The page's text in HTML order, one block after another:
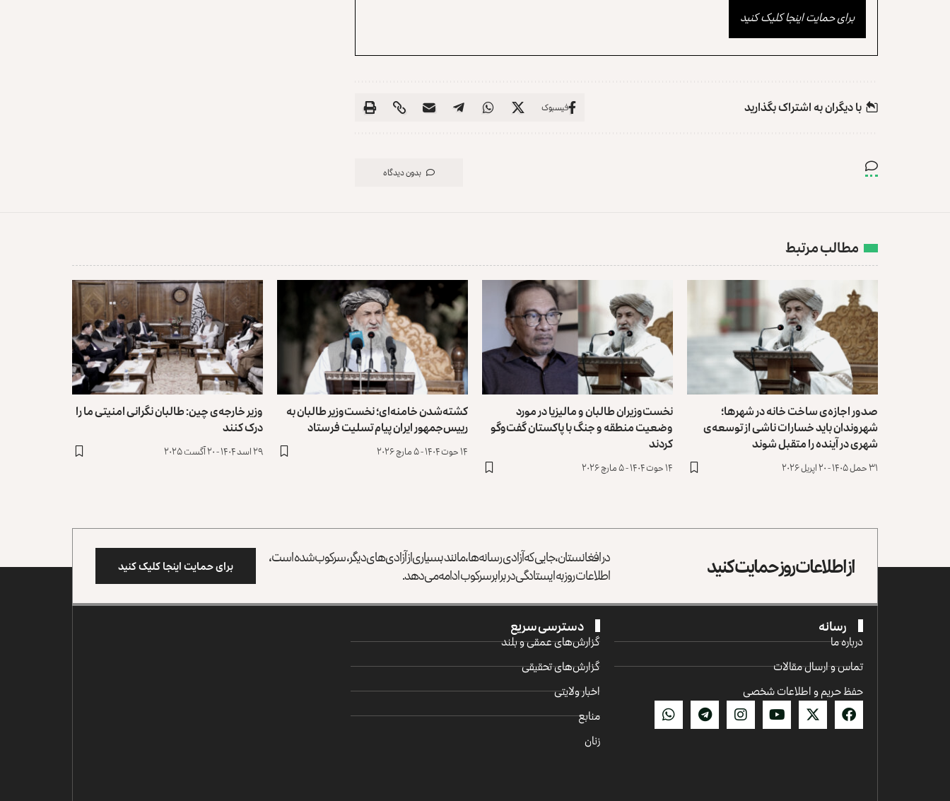
برای حمایت اینجا کلیک کنید
با دیگران به‌‌ اشتراک بگذارید فیسبوک
بدون دیدگاه
مطالب مرتبط
صدور اجازه‌ی ساخت خانه در شهرها؛
شهروندان باید خسارات ناشی از توسعه‌ی
شهری در آینده را متقبل شوند
۳۱ حمل ۱۴۰۵ - ۲۰ اپریل ۲۰۲۶
نخست‌وزیران طالبان و مالیزیا در مورد
وضعیت منطقه و جنگ با پاکستان گفت‌وگو
کردند
۱۴ حوت ۱۴۰۴ - ۵ مارچ ۲۰۲۶
کشته‌شدن خامنه‌ای؛ نخست‌وزیر طالبان به
رییس‌جمهور ایران پیام تسلیت فرستاد
۱۴ حوت ۱۴۰۴ - ۵ مارچ ۲۰۲۶
وزیر خارجه‌ی چین: طالبان نگرانی امنیتی ما را
درک کنند
۲۹ اسد ۱۴۰۴ - ۲۰ آگست ۲۰۲۵
از اطلاعات روز حمایت کنید در افغانستان، جایی که آزادی رسانه‌ها، مانند بسیاری از آزادی‌های دیگر، سرکوب شده است،
اطلاعات روز به ایستادگی در برابر سرکوب ادامه می‌دهد. برای حمایت اینجا کلیک کنید
رسانه
درباره ما
تماس و ارسال مقالات
حفظ حریم و اطلاعات شخصی
دسترسی سریع
گزارش‌‌های عمقی و بلند
گزارش‌های تحقیقی
اخبار ولایتی
منابع
زنان